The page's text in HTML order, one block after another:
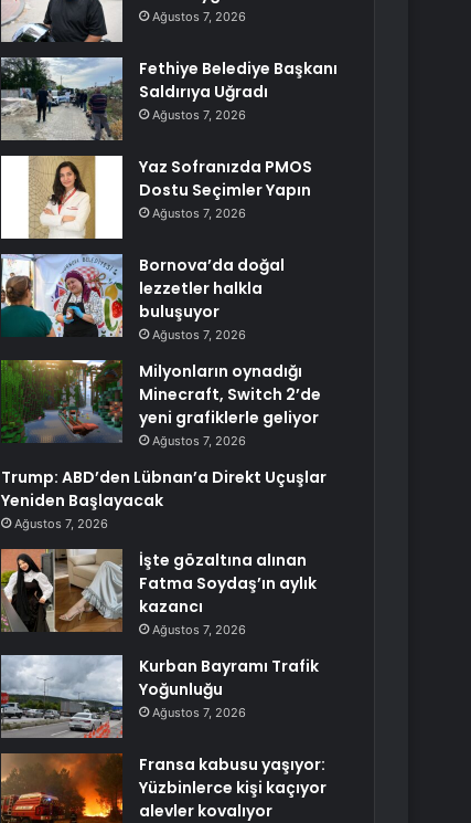
Ağustos 7, 2026
Fethiye Belediye Başkanı
Saldırıya Uğradı
Ağustos 7, 2026
Yaz Sofranızda PMOS
Dostu Seçimler Yapın
Ağustos 7, 2026
Bornova’da doğal
lezzetler halkla
buluşuyor
Ağustos 7, 2026
Milyonların oynadığı
Minecraft, Switch 2’de
yeni grafiklerle geliyor
Ağustos 7, 2026
Trump: ABD’den Lübnan’a Direkt Uçuşlar
Yeniden Başlayacak
Ağustos 7, 2026
İşte gözaltına alınan
Fatma Soydaş’ın aylık
kazancı
Ağustos 7, 2026
Kurban Bayramı Trafik
Yoğunluğu
Ağustos 7, 2026
Fransa kabusu yaşıyor:
Yüzbinlerce kişi kaçıyor
alevler kovalıyor